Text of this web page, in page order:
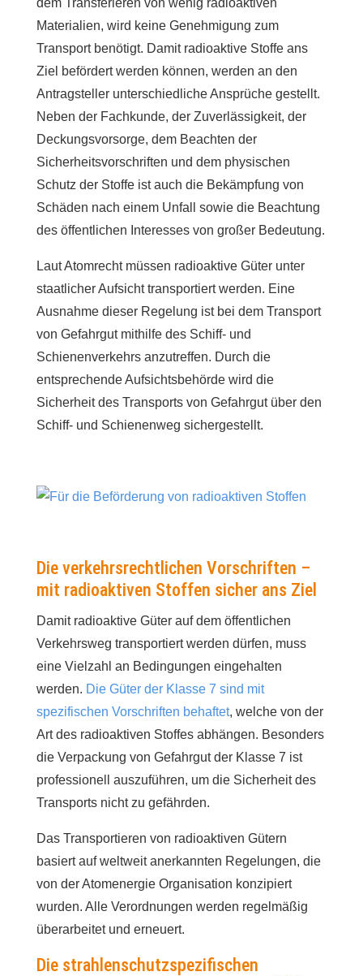
dem Transferieren von wenig radioaktiven
Materialien, wird keine Genehmigung zum
Transport benötigt. Damit radioaktive Stoffe ans
Ziel befördert werden können, werden an den
Antragsteller unterschiedliche Ansprüche gestellt.
Neben der Fachkunde, der Zuverlässigkeit, der
Deckungsvorsorge, dem Beachten der
Sicherheitsvorschriften und dem physischen
Schutz der Stoffe ist auch die Bekämpfung von
Schäden nach einem Unfall sowie die Beachtung
des öffentlichen Interesses von großer Bedeutung.
Laut Atomrecht müssen radioaktive Güter unter
staatlicher Aufsicht transportiert werden. Eine
Ausnahme dieser Regelung ist bei dem Transport
von Gefahrgut mithilfe des Schiff- und
Schienenverkehrs anzutreffen. Durch die
entsprechende Aufsichtsbehörde wird die
Sicherheit des Transports von Gefahrgut über den
Schiff- und Schienenweg sichergestellt.
Die verkehrsrechtlichen Vorschriften –
mit radioaktiven Stoffen sicher ans Ziel
Damit radioaktive Güter auf dem öffentlichen
Verkehrsweg transportiert werden dürfen, muss
eine Vielzahl an Bedingungen eingehalten
werden. Die Güter der Klasse 7 sind mit
spezifischen Vorschriften behaftet, welche von der
Art des radioaktiven Stoffes abhängen. Besonders
die Verpackung von Gefahrgut der Klasse 7 ist
professionell auszuführen, um die Sicherheit des
Transports nicht zu gefährden.
Das Transportieren von radioaktiven Gütern
basiert auf weltweit anerkannten Regelungen, die
von der Atomenergie Organisation konzipiert
wurden. Alle Verordnungen werden regelmäßig
überarbeitet und erneuert.
Die strahlenschutzspezifischen